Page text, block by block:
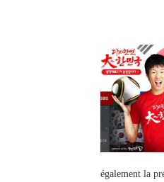
également la